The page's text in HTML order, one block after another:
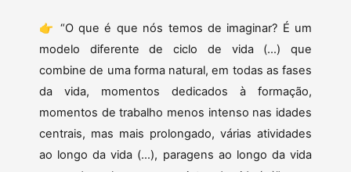
👉 “O que é que nós temos de imaginar? É um
modelo diferente de ciclo de vida (…) que
combine de uma forma natural, em todas as fases
da vida, momentos dedicados à formação,
momentos de trabalho menos intenso nas idades
centrais, mas mais prolongado, várias atividades
ao longo da vida (…), paragens ao longo da vida